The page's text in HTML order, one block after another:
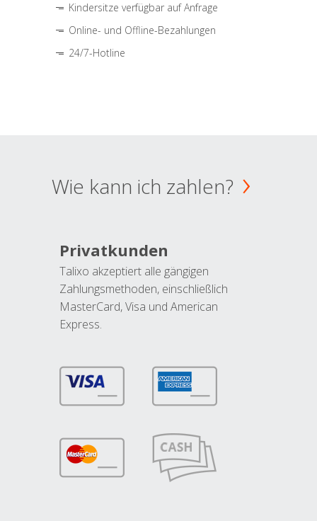
Kindersitze verfügbar auf Anfrage
Online- und Offline-Bezahlungen
24/7-Hotline
Wie kann ich zahlen?
Privatkunden
Talixo akzeptiert alle gängigen
Zahlungsmethoden, einschließlich
MasterCard, Visa und American
Express.